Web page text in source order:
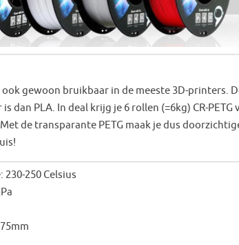
gewoon bruikbaar in de meeste 3D-printers.
dan PLA. In deal krijg je 6 rollen (=6kg) CR-PETG
de transparante PETG maak je dus
250 Celsius